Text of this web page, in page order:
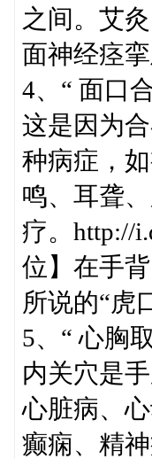
之间。艾
面神经痉
4、“ 面口
这是因为
种病症，
鸣、耳聋
疗。http://
位】在手
所说的“虎
5、“ 心胸
内关穴是
心脏病、
癫痫、精